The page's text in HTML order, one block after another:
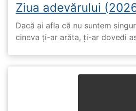
Ziua adevărului
Dacă ai afla că nu suntem
cineva ți-ar arăta, ți-ar dovedi